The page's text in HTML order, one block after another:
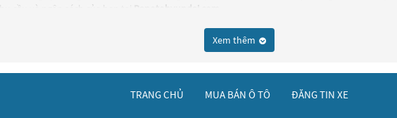
cầu và ngân sách của bạn tại
Banotohyundai.com
Xem thêm
TRANG CHỦ MUA BÁN Ô TÔ ĐĂNG TIN XE